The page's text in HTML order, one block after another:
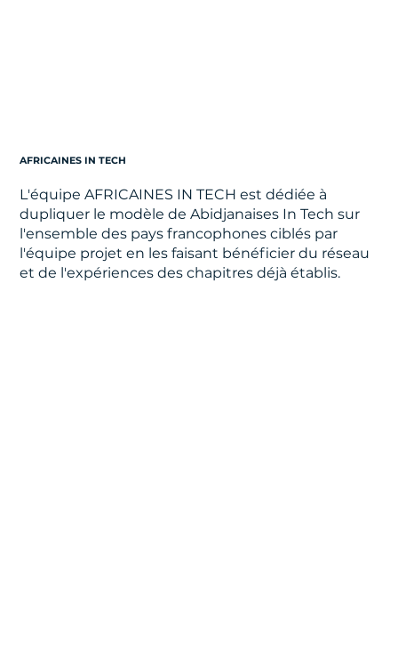
AFRICAINES IN TECH
L'équipe AFRICAINES IN TECH est dédiée à
dupliquer le modèle de Abidjanaises In Tech sur
l'ensemble des pays francophones ciblés par
l'équipe projet en les faisant bénéficier du réseau
et de l'expériences des chapitres déjà établis.